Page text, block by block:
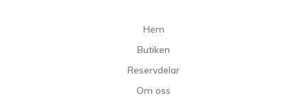
Hem
Butiken
Reservdelar
Om oss